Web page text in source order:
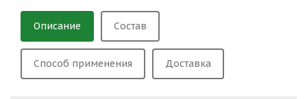
Описание Состав
Способ применения Доставка